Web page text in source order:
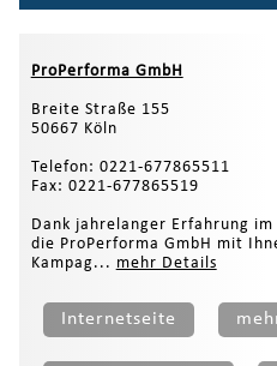
ProPerforma GmbH
Breite Straße 155
50667 Köln
Telefon: 0221-677865511
Fax: 0221-677865519
Dank jahrelanger Erfahrung
die ProPerforma GmbH mit
Kampag... mehr Details
Internetseite